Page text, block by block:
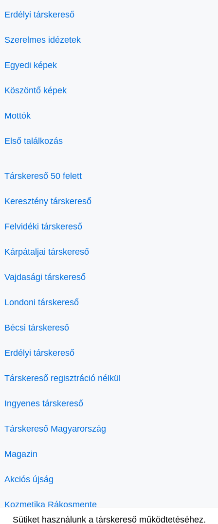
Erdélyi társkereső
Szerelmes idézetek
Egyedi képek
Köszöntő képek
Mottók
Első találkozás
Társkereső 50 felett
Keresztény társkereső
Felvidéki társkereső
Kárpátaljai társkereső
Vajdasági társkereső
Londoni társkereső
Bécsi társkereső
Erdélyi társkereső
Társkereső regisztráció nélkül
Ingyenes társkereső
Társkereső Magyarország
Magazin
Akciós újság
Kozmetika Rákosmente
Sütiket használunk a társkereső működtetéséhez.